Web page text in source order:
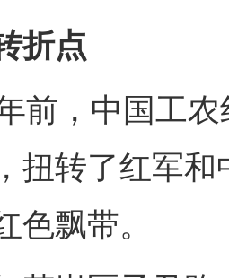
点
，中国工农
扭转了红军
色飘带。